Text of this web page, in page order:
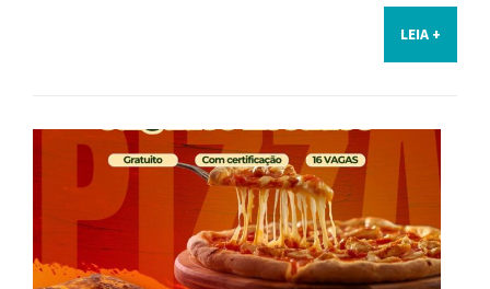
LEIA +